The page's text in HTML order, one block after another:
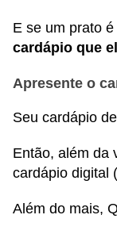
E se um prato
cardápio que
Apresente o
Seu cardápio
Então, além da
cardápio digital
Além do mais,